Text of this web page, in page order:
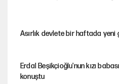
Asırlık devlete bir haftada yeni
Erdal Beşikçioğlu'nun kızı
konuştu